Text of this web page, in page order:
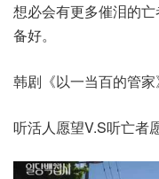
想必会有更多催泪的
备好。
韩剧《以一当百的管
听活人愿望V.S听亡者